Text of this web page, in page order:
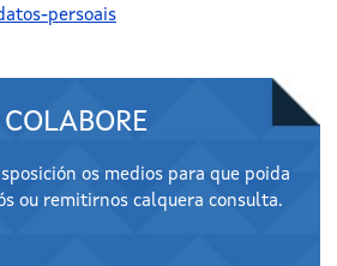
persoais
COLABORE
os medios para que poida
ou remitirnos calquera consulta.